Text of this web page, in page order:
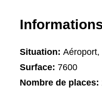
Situation: Aéroport,
Surface: 7600
Nombre de places: